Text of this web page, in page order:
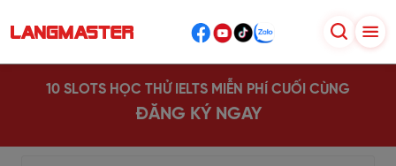
10 SLOTS HỌC THỬ IELTS MIỄN PHÍ CUỐI CÙNG
ĐĂNG KÝ NGAY